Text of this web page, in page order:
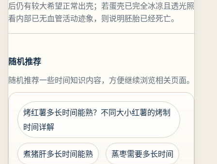
后仍有较大希望正常出壳；若蛋壳已完全冰凉且透光照
看内部已无血管活动迹象，则说明胚胎已经死亡。
随机推荐
随机推荐一些时间知识内容，方便继续浏览相关页面。
烤红薯多长时间能熟？不同大小红薯的烤制
时间详解
煮猪肝多长时间能熟 蒸枣需要多长时间